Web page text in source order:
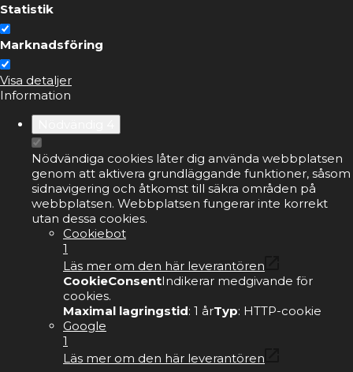
Statistik
Marknadsföring
Visa detaljer
Information
Nödvändiga cookies låter dig använda webbplatsen
genom att aktivera grundläggande funktioner, såsom
sidnavigering och åtkomst till säkra områden på
webbplatsen. Webbplatsen fungerar inte korrekt
utan dessa cookies.
Cookiebot
1
Läs mer om den här leverantören
CookieConsentIndikerar medgivande för
cookies.
Maximal lagringstid: 1 årTyp: HTTP-cookie
Google
1
Läs mer om den här leverantören